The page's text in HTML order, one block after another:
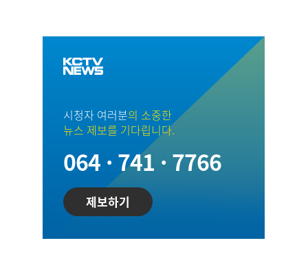
시청자 여러분의 소중한
뉴스 제보를 기다립니다.
064 · 741 · 7766
제보하기